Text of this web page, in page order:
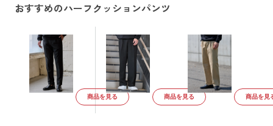
おすすめのハーフクッションパンツ
商品を見る 商品を見る 商品を見